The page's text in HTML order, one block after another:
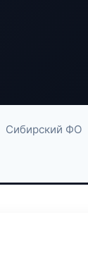
Сибирский ФО